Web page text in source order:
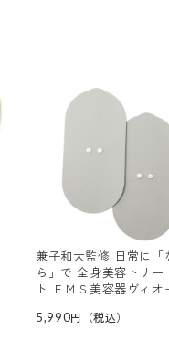
兼子和大監修 日常に「
ら」で 全身美容トリー
ト ＥＭＳ美容器ヴィオ
枚セット
5,990